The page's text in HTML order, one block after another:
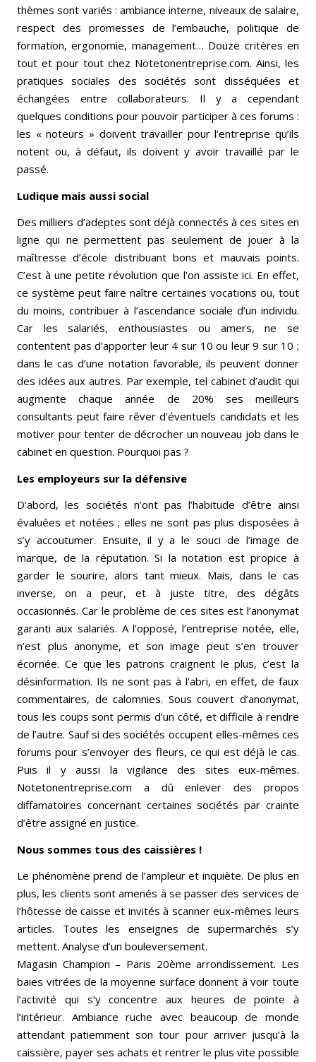
thèmes sont variés : ambiance interne, niveaux de salaire,
respect des promesses de l’embauche, politique de
formation, ergonomie, management… Douze critères en
tout et pour tout chez Notetonentreprise.com. Ainsi, les
pratiques sociales des sociétés sont disséquées et
échangées entre collaborateurs. Il y a cependant
quelques conditions pour pouvoir participer à ces forums :
les « noteurs » doivent travailler pour l’entreprise qu’ils
notent ou, à défaut, ils doivent y avoir travaillé par le
passé.
Ludique mais aussi social
Des milliers d’adeptes sont déjà connectés à ces sites en
ligne qui ne permettent pas seulement de jouer à la
maîtresse d’école distribuant bons et mauvais points.
C’est à une petite révolution que l’on assiste ici. En effet,
ce système peut faire naître certaines vocations ou, tout
du moins, contribuer à l’ascendance sociale d’un individu.
Car les salariés, enthousiastes ou amers, ne se
contentent pas d’apporter leur 4 sur 10 ou leur 9 sur 10 ;
dans le cas d’une notation favorable, ils peuvent donner
des idées aux autres. Par exemple, tel cabinet d’audit qui
augmente chaque année de 20% ses meilleurs
consultants peut faire rêver d’éventuels candidats et les
motiver pour tenter de décrocher un nouveau job dans le
cabinet en question. Pourquoi pas ?
Les employeurs sur la défensive
D’abord, les sociétés n’ont pas l’habitude d’être ainsi
évaluées et notées ; elles ne sont pas plus disposées à
s’y accoutumer. Ensuite, il y a le souci de l’image de
marque, de la réputation. Si la notation est propice à
garder le sourire, alors tant mieux. Mais, dans le cas
inverse, on a peur, et à juste titre, des dégâts
occasionnés. Car le problème de ces sites est l’anonymat
garanti aux salariés. A l’opposé, l’entreprise notée, elle,
n’est plus anonyme, et son image peut s’en trouver
écornée. Ce que les patrons craignent le plus, c’est la
désinformation. Ils ne sont pas à l’abri, en effet, de faux
commentaires, de calomnies. Sous couvert d’anonymat,
tous les coups sont permis d’un côté, et difficile à rendre
de l’autre. Sauf si des sociétés occupent elles-mêmes ces
forums pour s’envoyer des fleurs, ce qui est déjà le cas.
Puis il y aussi la vigilance des sites eux-mêmes.
Notetonentreprise.com a dû enlever des propos
diffamatoires concernant certaines sociétés par crainte
d’être assigné en justice.
Nous sommes tous des caissières !
Le phénomène prend de l’ampleur et inquiète. De plus en
plus, les clients sont amenés à se passer des services de
l’hôtesse de caisse et invités à scanner eux-mêmes leurs
articles. Toutes les enseignes de supermarchés s’y
mettent. Analyse d’un bouleversement.
Magasin Champion – Paris 20ème arrondissement. Les
baies vitrées de la moyenne surface donnent à voir toute
l’activité qui s’y concentre aux heures de pointe à
l’intérieur. Ambiance ruche avec beaucoup de monde
attendant patiemment son tour pour arriver jusqu’à la
caissière, payer ses achats et rentrer le plus vite possible